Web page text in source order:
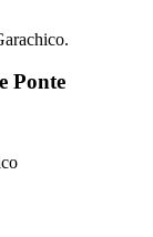
Ponte